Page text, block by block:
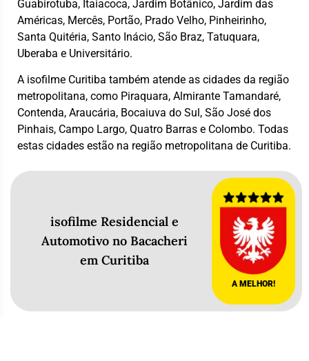
Guabirotuba, Itaiacoca, Jardim Botânico, Jardim das
Américas, Mercês, Portão, Prado Velho, Pinheirinho,
Santa Quitéria, Santo Inácio, São Braz, Tatuquara,
Uberaba e Universitário.
A isofilme Curitiba também atende as cidades da região
metropolitana, como Piraquara, Almirante Tamandaré,
Contenda, Araucária, Bocaiuva do Sul, São José dos
Pinhais, Campo Largo, Quatro Barras e Colombo. Todas
estas cidades estão na região metropolitana de Curitiba.
isofilme Residencial e
Automotivo no Bacacheri
em Curitiba
A MELHOR!